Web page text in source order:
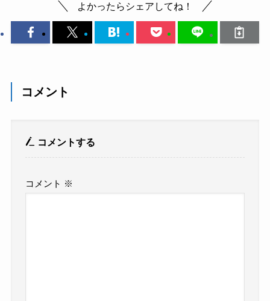
よかったらシェアしてね！
コメント
コメントする
コメント ※